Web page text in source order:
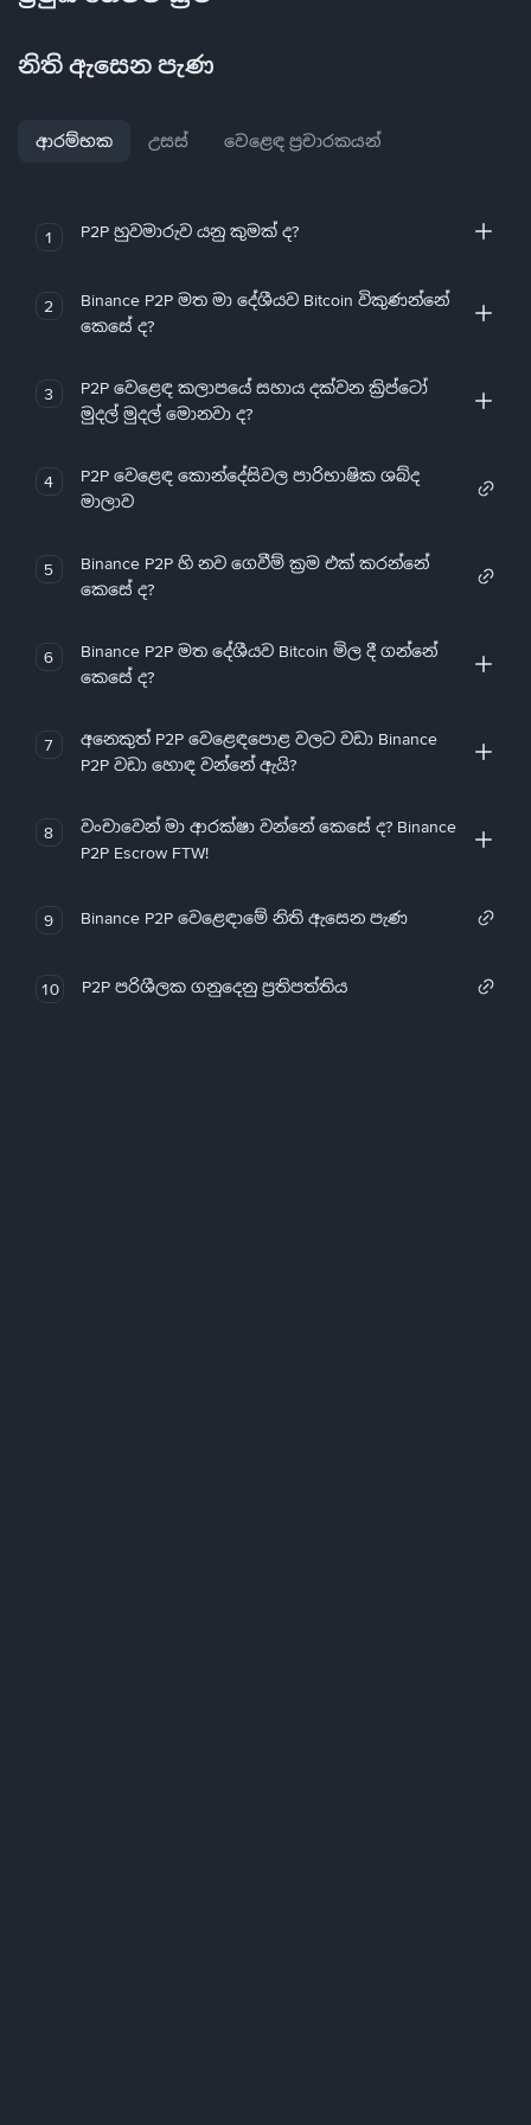
නිති ඇසෙන පැණ
ආරම්භක උසස් වෙළෙඳ ප්‍රචාරකයන්
1 P2P හුවමාරුව යනු කුමක් ද?
2
Binance P2P මත මා දේශීයව Bitcoin විකුණන්නේ
කෙසේ ද?
3
P2P වෙළෙඳ කලාපයේ සහාය දක්වන ක්‍රිප්ටෝ
මුදල් මුදල් මොනවා ද?
4
P2P වෙළෙඳ කොන්දේසිවල පාරිභාෂික ශබ්ද
මාලාව
5
Binance P2P හි නව ගෙවීම් ක්‍රම එක් කරන්නේ
කෙසේ ද?
6
Binance P2P මත දේශීයව Bitcoin මිල දී ගන්නේ
කෙසේ ද?
7
අනෙකුත් P2P වෙළෙඳපොළ වලට වඩා Binance
P2P වඩා හොඳ වන්නේ ඇයි?
8
වංචාවෙන් මා ආරක්ෂා වන්නේ කෙසේ ද? Binance
P2P Escrow FTW!
9 Binance P2P වෙළෙඳාමේ නිති ඇසෙන පැණ
10 P2P පරිශීලක ගනුදෙනු ප්‍රතිපත්තිය